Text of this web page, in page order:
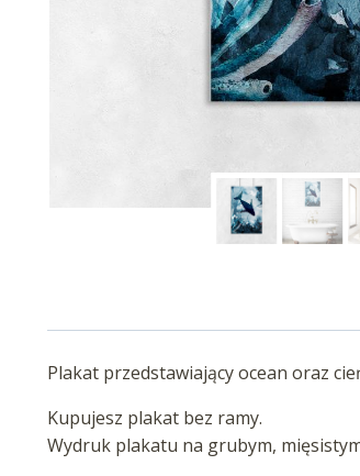
Plakat przedstawiający ocean oraz
Kupujesz plakat bez ramy.
Wydruk plakatu na grubym,